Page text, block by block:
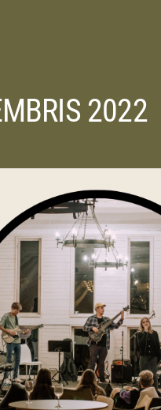
2022